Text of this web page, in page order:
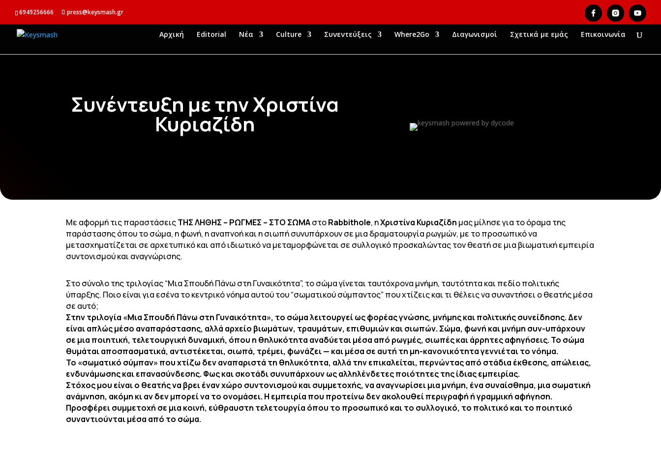
6949256666 press@keysmash.gr
Αρχική Editorial Νέα Culture Συνεντεύξεις Where2Go Διαγωνισμοί Σχετικά με εμάς Επικοινωνία
Συνέντευξη με την Χριστίνα
Κυριαζίδη
Με αφορμή τις παραστάσειςΤΗΣ ΛΗΘΗΣ – ΡΩΓΜΕΣ – ΣΤΟ ΣΩΜΑστοRabbithole, ηΧριστίνα Κυριαζίδη μας μίλησε για το όραμα της
παράστασης όπου το σώμα, η φωνή, η αναπνοή και η σιωπή συνυπάρχουν σε μια δραματουργία ρωγμών, με το προσωπικό να
μετασχηματίζεται σε αρχετυπικό και από ιδιωτικό να μεταμορφώνεται σε συλλογικό προσκαλώντας τον θεατή σε μια βιωματική εμπειρία
συντονισμού και αναγνώρισης.
Στο σύνολο της τριλογίας “Μια Σπουδή Πάνω στη Γυναικότητα”, το σώμα γίνεται ταυτόχρονα μνήμη, ταυτότητα και πεδίο πολιτικής
ύπαρξης. Ποιο είναι για εσένα το κεντρικό νόημα αυτού του “σωματικού σύμπαντος” που χτίζεις και τι θέλεις να συναντήσει ο θεατής μέσα
σε αυτό;
Στην τριλογία «Μια Σπουδή Πάνω στη Γυναικότητα», το σώμα λειτουργεί ως φορέας γνώσης, μνήμης και πολιτικής συνείδησης. Δεν
είναι απλώς μέσο αναπαράστασης, αλλά αρχείο βιωμάτων, τραυμάτων, επιθυμιών και σιωπών. Σώμα, φωνή και μνήμη συν-υπάρχουν
σε μια ποιητική, τελετουργική δυναμική, όπου η θηλυκότητα αναδύεται μέσα από ρωγμές, σιωπές και άρρητες αφηγήσεις. Το σώμα
θυμάται αποσπασματικά, αντιστέκεται, σιωπά, τρέμει, φωνάζει — και μέσα σε αυτή τη μη-κανονικότητα γεννιέται το νόημα.
Το «σωματικό σύμπαν» που χτίζω δεν αναπαριστά τη θηλυκότητα, αλλά την επικαλείται, περνώντας από στάδια έκθεσης, απώλειας,
ενδυνάμωσης και επανασύνδεσης. Φως και σκοτάδι συνυπάρχουν ως αλληλένδετες ποιότητες της ίδιας εμπειρίας.
Στόχος μου είναι ο θεατής να βρει έναν χώρο συντονισμού και συμμετοχής, να αναγνωρίσει μια μνήμη, ένα συναίσθημα, μια σωματική
ανάμνηση, ακόμη κι αν δεν μπορεί να το ονομάσει. Η εμπειρία που προτείνω δεν ακολουθεί περιγραφή ή γραμμική αφήγηση.
Προσφέρει συμμετοχή σε μια κοινή, εύθραυστη τελετουργία όπου το προσωπικό και το συλλογικό, το πολιτικό και το ποιητικό
συναντιούνται μέσα από το σώμα.